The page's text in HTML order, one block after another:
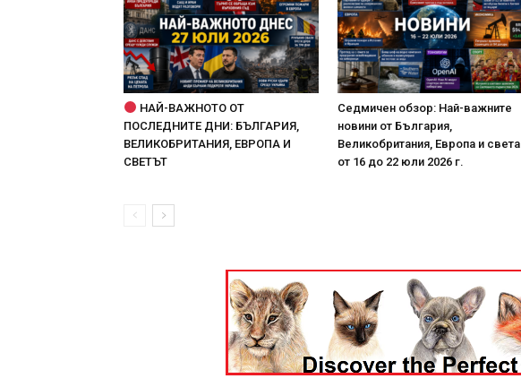
НАЙ-ВАЖНОТО ОТ
ПОСЛЕДНИТЕ ДНИ: БЪЛГАРИЯ,
ВЕЛИКОБРИТАНИЯ, ЕВРОПА И
СВЕТЪТ
Седмичен обзор: Най-важните
новини от България,
Великобритания, Европа и света
от 16 до 22 юли 2026 г.